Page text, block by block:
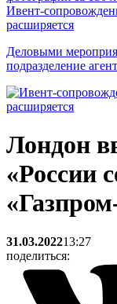
Ивент-
расширяется
Деловыми
подразделение
Лондон
«России
31.03.202213:27
поделиться: